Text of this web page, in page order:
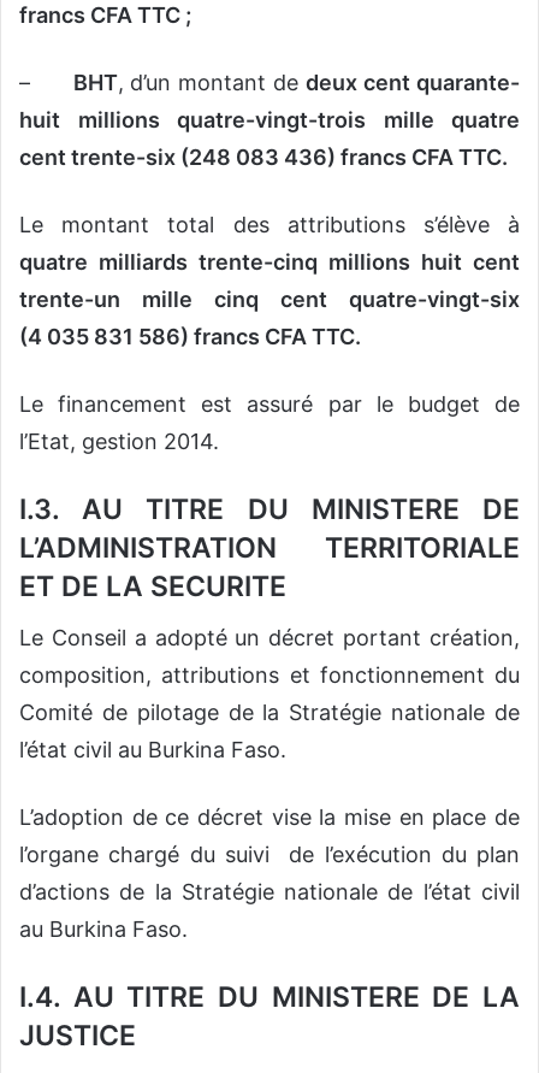
francs CFA TTC ;
– BHT, d’un montant dedeux cent quarante-
huit millions quatre-vingt-trois mille quatre
cent trente-six (248 083 436) francs CFA TTC.
Le montant total des attributions s’élève à
quatre milliards trente-cinq millions huit cent
trente-un mille cinq cent quatre-vingt-six
(4 035 831 586) francs CFA TTC.
Le financement est assuré par le budget de
l’Etat, gestion 2014.
I.3. AU TITRE DU MINISTERE DE
L’ADMINISTRATION TERRITORIALE
ET DE LA SECURITE
Le Conseil a adopté un décret portant création,
composition, attributions et fonctionnement du
Comité de pilotage de la Stratégie nationale de
l’état civil au Burkina Faso.
L’adoption de ce décret vise la mise en place de
l’organe chargé du suivi de l’exécution du plan
d’actions de la Stratégie nationale de l’état civil
au Burkina Faso.
I.4. AU TITRE DU MINISTERE DE LA
JUSTICE